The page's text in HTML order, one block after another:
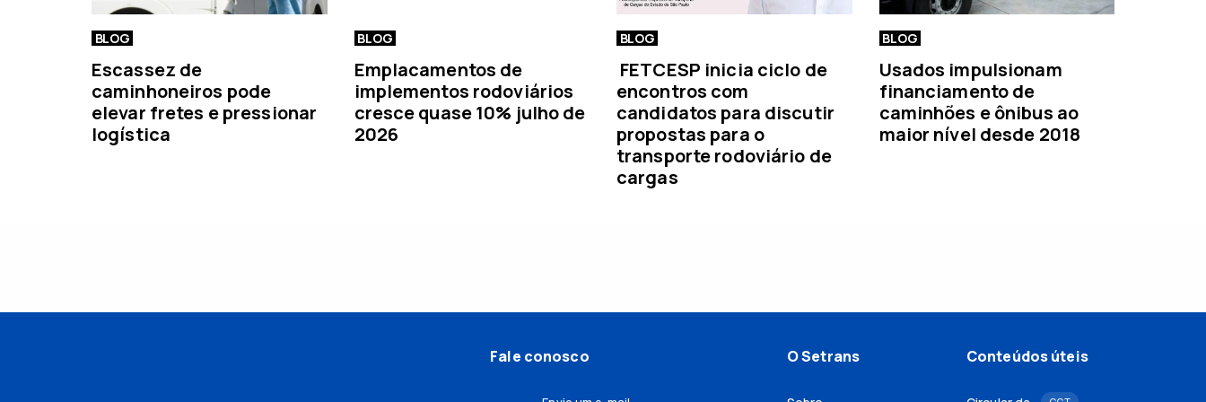
BLOG
Escassez de
caminhoneiros pode
elevar fretes e pressionar
logística
BLOG
Emplacamentos de
implementos rodoviários
cresce quase 10% julho de
2026
BLOG
FETCESP inicia ciclo de
encontros com
candidatos para discutir
propostas para o
transporte rodoviário de
cargas
BLOG
Usados impulsionam
financiamento de
caminhões e ônibus ao
maior nível desde 2018
Fale conosco O Setrans Conteúdos úteis